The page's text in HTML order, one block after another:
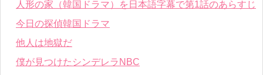
人形の家（韓国ドラマ）を日本語字幕で第1話のあらすじ
今日の探偵韓国ドラマ
他人は地獄だ
僕が見つけたシンデレラNBC